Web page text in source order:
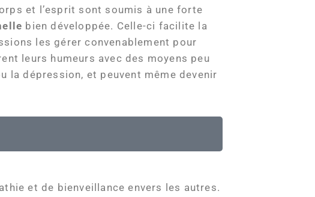
et l’esprit sont soumis à une forte
bien développée. Celle-ci facilite la
les gérer convenablement pour
leurs humeurs avec des moyens peu
la dépression, et peuvent même devenir
et de bienveillance envers les autres.